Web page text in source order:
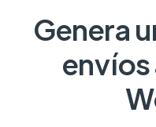
Genera
envíos